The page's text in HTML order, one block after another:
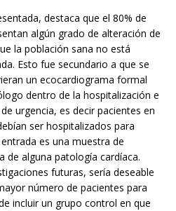
destaca que el 80% de
algún grado de alteración de
la población sana no está
Esto fue secundario a que se
un ecocardiograma formal
dentro de la hospitalización e
urgencia, es decir pacientes en
ser hospitalizados para
es una muestra de
de alguna patología cardíaca.
futuras, sería deseable
número de pacientes para
incluir un grupo control en que